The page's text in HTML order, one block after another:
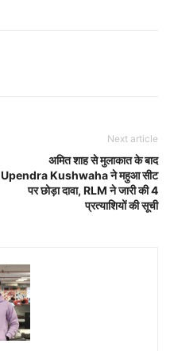
Next article
अमित शाह से मुलाकात के बाद
Upendra Kushwaha ने महुआ सीट
पर छोड़ा दावा, RLM ने जारी की 4
प्रत्याशियों की सूची